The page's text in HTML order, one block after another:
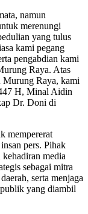
namun
merenungi
yang tulus
kami pegang
pengabdian kami
Raya. Atas
Murung Raya, kami
H, Minal Aidin
Dr. Doni di
mempererat
pers. Pihak
media
sebagai mitra
serta menjaga
yang diambil